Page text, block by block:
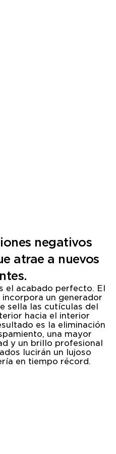
negativos
atrae a nuevos
el acabado perfecto. El
un generador
sella las cutículas del
hacia el interior
es la eliminación
una mayor
y un brillo profesional
lucirán un lujoso
en tiempo récord.